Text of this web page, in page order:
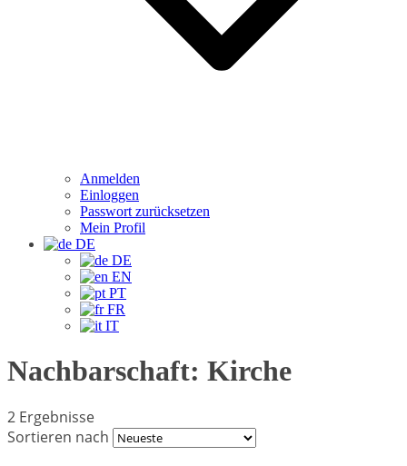
Anmelden
Einloggen
Passwort zurücksetzen
Mein Profil
DE
DE
EN
PT
FR
IT
Nachbarschaft: Kirche
2 Ergebnisse
Sortieren nach